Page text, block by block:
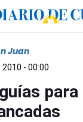
Juan
- 00:00